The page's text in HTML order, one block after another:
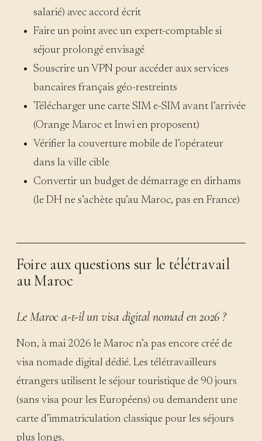
salarié) avec accord écrit
Faire un point avec un expert-comptable si
séjour prolongé envisagé
Souscrire un VPN pour accéder aux services
bancaires français géo-restreints
Télécharger une carte SIM e-SIM avant l’arrivée
(Orange Maroc et Inwi en proposent)
Vérifier la couverture mobile de l’opérateur
dans la ville cible
Convertir un budget de démarrage en dirhams
(le DH ne s’achète qu’au Maroc, pas en France)
Foire aux questions sur le télétravail
au Maroc
Le Maroc a-t-il un visa digital nomad en 2026 ?
Non, à mai 2026 le Maroc n’a pas encore créé de
visa nomade digital dédié. Les télétravailleurs
étrangers utilisent le séjour touristique de 90 jours
(sans visa pour les Européens) ou demandent une
carte d’immatriculation classique pour les séjours
plus longs.